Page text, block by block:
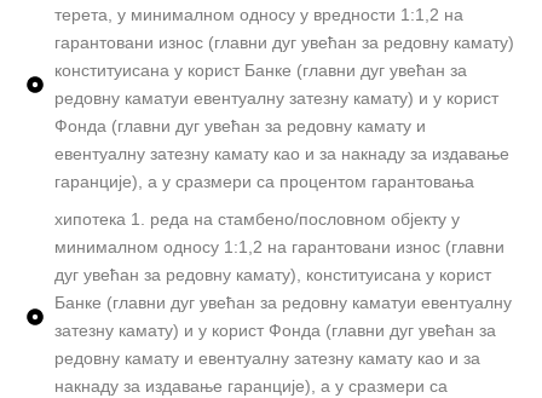
терета, у минималном односу у вредности 1:1,2 на
гарантовани износ (главни дуг увећан за редовну камату)
конституисана у корист Банке (главни дуг увећан за
редовну каматуи евентуалну затезну камату) и у корист
Фонда (главни дуг увећан за редовну камату и
евентуалну затезну камату као и за накнаду за издавање
гаранције), а у сразмери са процентом гарантовања
хипотека 1. реда на стамбено/пословном објекту у
минималном односу 1:1,2 на гарантовани износ (главни
дуг увећан за редовну камату), конституисана у корист
Банке (главни дуг увећан за редовну каматуи евентуалну
затезну камату) и у корист Фонда (главни дуг увећан за
редовну камату и евентуалну затезну камату као и за
накнаду за издавање гаранције), а у сразмери са